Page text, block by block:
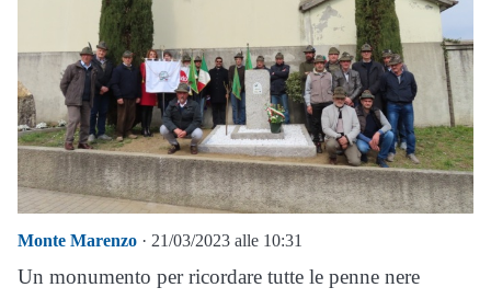
Monte Marenzo · 21/03/2023 alle 10:31
Un monumento per ricordare tutte le penne nere